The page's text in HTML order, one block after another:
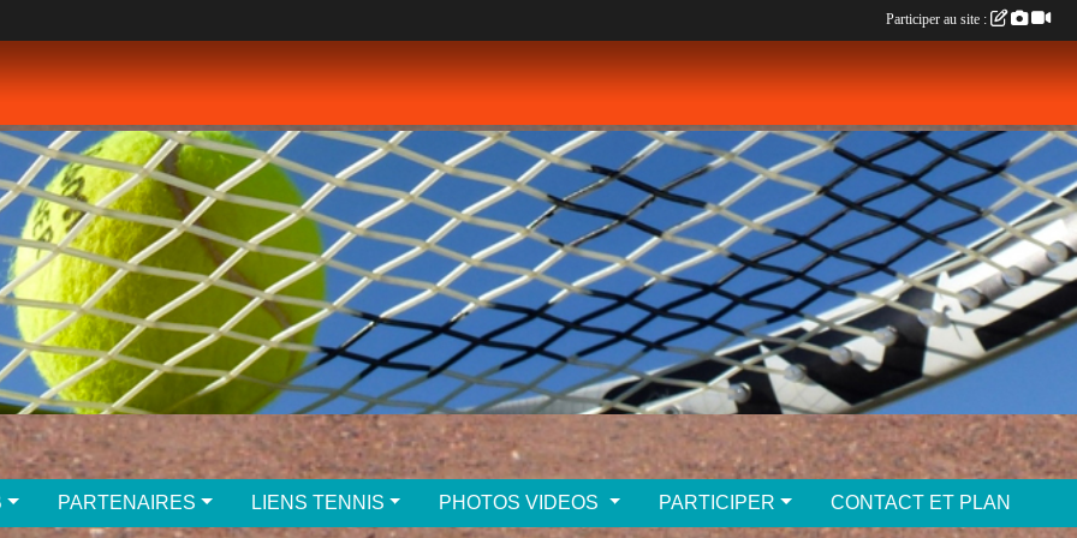
PARTENAIRES LIENS TENNIS PHOTOS VIDEOS PARTICIPER CONTACT ET PLAN
Participer au site :